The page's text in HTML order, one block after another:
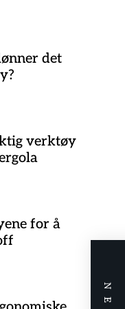
det
verktøy
for å